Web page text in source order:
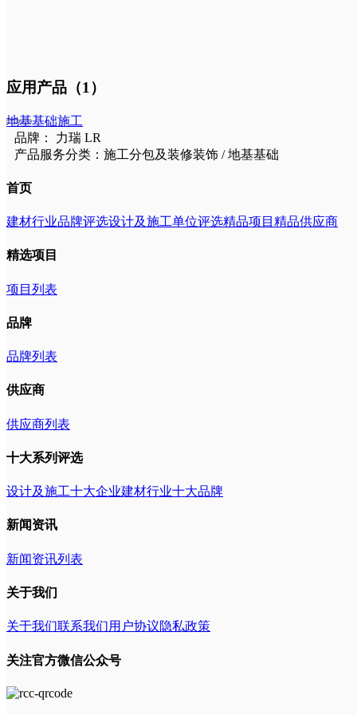
应用产品（1）
地基基础施工
品牌： 力瑞 LR
产品服务分类：施工分包及装修装饰 / 地基基础
首页
建材行业品牌评选设计及施工单位评选精品项目 精品供应商
精选项目
项目列表
品牌
品牌列表
供应商
供应商列表
十大系列评选
设计及施工十大企业建材行业十大品牌
新闻资讯
新闻资讯列表
关于我们
关于我们联系我们用户协议隐私政策
关注官方微信公众号